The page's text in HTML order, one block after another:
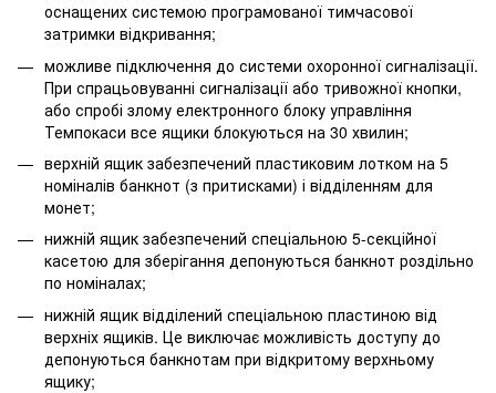
оснащених системою програмованої тимчасової
затримки відкривання;
можливе підключення до системи охоронної сигналізації.
При спрацьовуванні сигналізації або тривожної кнопки,
або спробі злому електронного блоку управління
Темпокаси все ящики блокуються на 30 хвилин;
верхній ящик забезпечений пластиковим лотком на 5
номіналів банкнот (з притисками) і відділенням для
монет;
нижній ящик забезпечений спеціальною 5-секційної
касетою для зберігання депонуються банкнот роздільно
по номіналах;
нижній ящик відділений спеціальною пластиною від
верхніх ящиків. Це виключає можливість доступу до
депонуються банкнотам при відкритому верхньому
ящику;